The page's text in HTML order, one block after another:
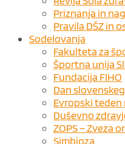
Priznanja in
Pravila DŠZ in
Sodelovanja
Fakulteta za
Športna unija
Fundacija FIHO
Dan
Evropski
Duševno
ZOPS – Zveza
Simbioza